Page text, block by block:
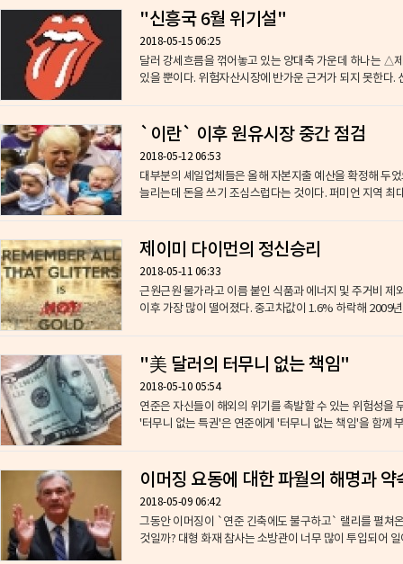
"신흥국 6월 위기설"
2018-05-15 06:25
달러 강세흐름을 꺾어놓고 있는 양대축 가운데 하나는 △
있을 뿐이다. 위험자산시장에 반가운 근거가 되지 못한다.
`이란` 이후 원유시장 중간 점검
2018-05-12 06:53
대부분의 셰일업체들은 올해 자본지출 예산을 확정해 두
늘리는데 돈을 쓰기 조심스럽다는 것이다. 퍼미언 지역 최
제이미 다이먼의 정신승리
2018-05-11 06:33
근원근원 물가라고 이름 붙인 식품과 에너지 및 주거비
이후 가장 많이 떨어졌다. 중고차값이 1.6% 하락해 2009
"美 달러의 터무니 없는 책임"
2018-05-10 05:54
연준은 자신들이 해외의 위기를 촉발할 수 있는 위험성을
'터무니 없는 특권'은 연준에게 '터무니 없는 책임'을 함께
이머징 요동에 대한 파월의 해명과 약
2018-05-09 06:42
그동안 이머징이 `연준 긴축에도 불구하고` 랠리를 펼쳐
것일까? 대형 화재 참사는 소방관이 너무 많이 투입되어